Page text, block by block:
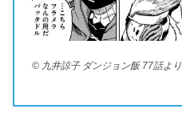
© 九井諒子 ダンジョン飯 77話より